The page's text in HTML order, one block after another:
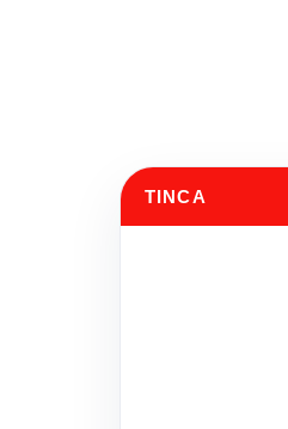
TINCA